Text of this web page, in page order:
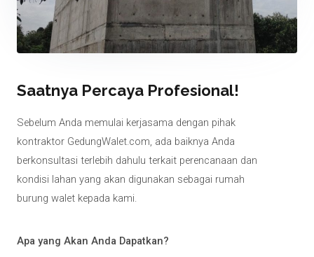
Saatnya Percaya Profesional!
Sebelum Anda memulai kerjasama dengan pihak
kontraktor GedungWalet.com, ada baiknya Anda
berkonsultasi terlebih dahulu terkait perencanaan dan
kondisi lahan yang akan digunakan sebagai rumah
burung walet kepada kami.
Apa yang Akan Anda Dapatkan?